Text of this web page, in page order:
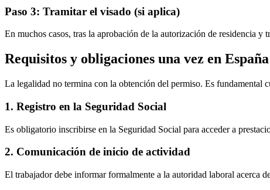
Paso 3: Tramitar el visado (si aplica)
En muchos casos, tras la aprobación de la autorización de residencia
Requisitos y obligaciones una vez en España
La legalidad no termina con la obtención del permiso. Es fundamental
1. Registro en la Seguridad Social
Es obligatorio inscribirse en la Seguridad Social para acceder a
2. Comunicación de inicio de actividad
El trabajador debe informar formalmente a la autoridad laboral acerca